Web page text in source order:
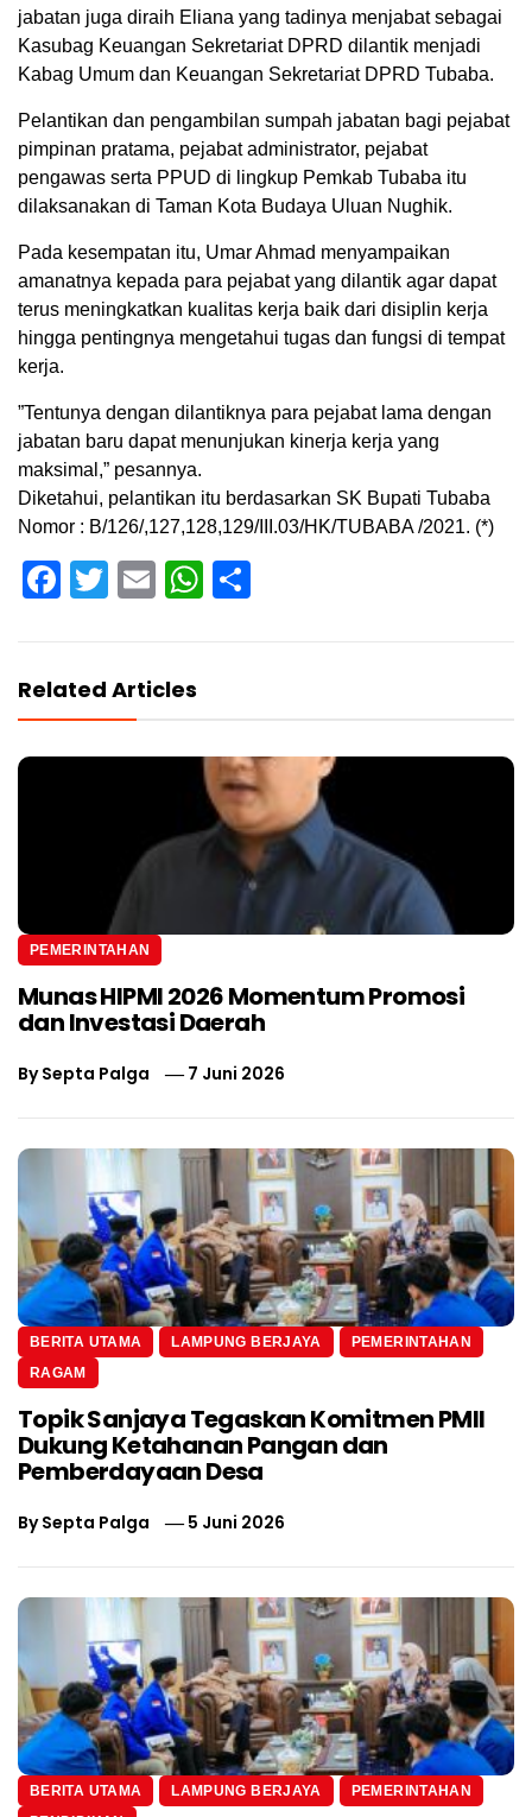
jabatan juga diraih Eliana yang tadinya menjabat sebagai
Kasubag Keuangan Sekretariat DPRD dilantik menjadi
Kabag Umum dan Keuangan Sekretariat DPRD Tubaba.
Pelantikan dan pengambilan sumpah jabatan bagi pejabat
pimpinan pratama, pejabat administrator, pejabat
pengawas serta PPUD di lingkup Pemkab Tubaba itu
dilaksanakan di Taman Kota Budaya Uluan Nughik.
Pada kesempatan itu, Umar Ahmad menyampaikan
amanatnya kepada para pejabat yang dilantik agar dapat
terus meningkatkan kualitas kerja baik dari disiplin kerja
hingga pentingnya mengetahui tugas dan fungsi di tempat
kerja.
”Tentunya dengan dilantiknya para pejabat lama dengan
jabatan baru dapat menunjukan kinerja kerja yang
maksimal,” pesannya.
Diketahui, pelantikan itu berdasarkan SK Bupati Tubaba
Nomor : B/126/,127,128,129/III.03/HK/TUBABA /2021. (*)
Facebook
Twitter
EmailWhatsApp
Related Articles
PEMERINTAHAN
Munas HIPMI 2026 Momentum Promosi
dan Investasi Daerah
BySepta Palga 7 Juni 2026
BERITA UTAMA LAMPUNG BERJAYA
PEMERINTAHAN
RAGAM
Topik Sanjaya Tegaskan Komitmen PMII
Dukung Ketahanan Pangan dan
Pemberdayaan Desa
BySepta Palga 5 Juni 2026
BERITA UTAMA LAMPUNG BERJAYA
PEMERINTAHAN